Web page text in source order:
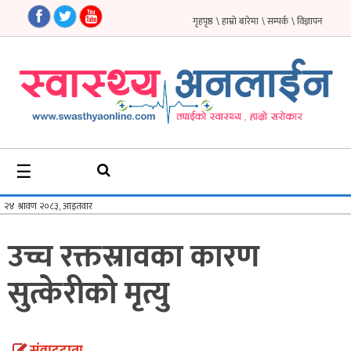
गृहपृष्ठ
समाचार
फिचर
अन्तर्वार्ता
विचार
ब्लग
\ विज्ञापन
\ सम्पर्क
\ हाम्रो बारेमा
गृहपृष्ठ
☰
उच्च रक्तस्रावका कारण
सुत्केरीको मृत्यु